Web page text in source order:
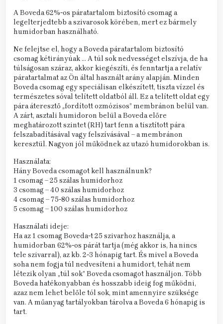
A Boveda 62%-os páratartalom biztosító csomag a
legelterjedtebb a szivarosok körében, mert ez bármely
humidorban használható.
Ne felejtse el, hogy a Boveda páratartalom biztosító
csomag kétirányúak … A túl sok nedvességet elszívja, de ha
túlságosan száraz, akkor kiegészíti, és fenntartja a relatív
páratartalmat az Ön által használt arány alapján. Minden
Boveda csomag egy speciálisan elkészített, tiszta vízzel és
természetes sóval telített oldatból áll. Ez a telített oldat egy
pára áteresztő „fordított ozmózisos” membránon belül van.
A zárt, asztali humidoron belül a Boveda előre
meghatározott szintet (RH) tart fenn a tisztított pára
felszabadításával vagy felszívásával – a membránon
keresztül. Nagyon jól működnek az utazó humidorokban is.
Használata:
Hány Boveda csomagot kell használnunk?
1 csomag – 25 szálas humidorhoz
3 csomag – 40 szálas humidorhoz
4 csomag – 75-80 szálas humidorhoz
5 csomag – 100 szálas humidorhoz
Használati ideje:
Ha az 1 csomag Boveda-t 25 szivarhoz használja, a
humidorban 62%-os párát tartja (még akkor is, ha nincs
tele szivarral), az kb. 2-3 hónapig tart. És mivel a Boveda
soha nem fogja túl nedvesíteni a humidort, tehát nem
létezik olyan „túl sok” Boveda csomagot használjon. Több
Boveda hatékonyabban és hosszabb ideig fog működni,
azaz nem lehet belőle tól sok, mint amennyire szüksége
van. A műanyag tartályokban tárolva a Boveda 6 hónapig is
tart.